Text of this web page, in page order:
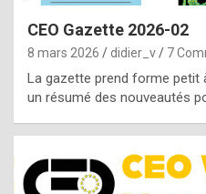
CEO Gazette 2026-02
8 mars 2026 didier_v 7
La gazette prend forme petit
un résumé des nouveautés